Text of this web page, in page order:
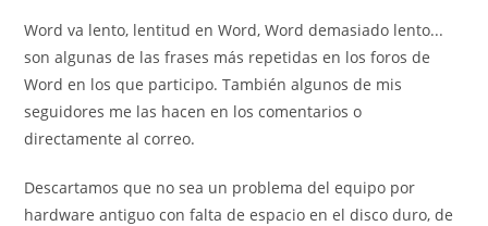
entrada:
Word va lento, lentitud en Word, Word demasiado lento...
son algunas de las frases más repetidas en los foros de
Word en los que participo. También algunos de mis
seguidores me las hacen en los comentarios o
directamente al correo.
Descartamos que no sea un problema del equipo por
hardware antiguo con falta de espacio en el disco duro, de